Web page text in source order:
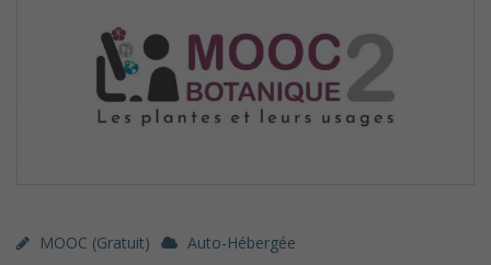
MOOC (gratuit)
Auto-Hébergée